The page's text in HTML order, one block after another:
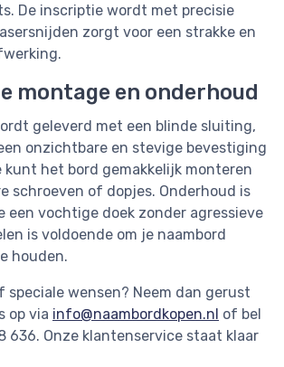
De inscriptie wordt met precisie
zorgt voor een strakke en
montage en onderhoud
geleverd met een blinde sluiting,
onzichtbare en stevige bevestiging
kunt het bord gemakkelijk monteren
schroeven of dopjes. Onderhoud is
een vochtige doek zonder agressieve
is voldoende om je naambord
houden.
speciale wensen? Neem dan gerust
op via info@naambordkopen.nl of bel
636. Onze klantenservice staat klaar